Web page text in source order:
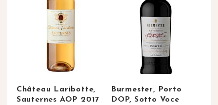
Château Laribotte,
Sauternes AOP 2017
Burmester, Porto
DOP, Sotto Voce